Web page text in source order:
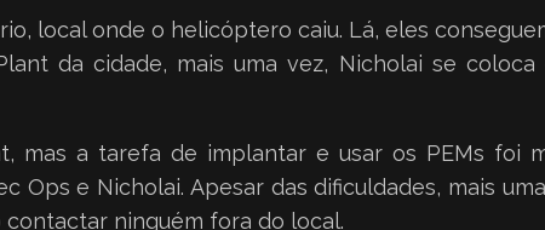
local onde o helicóptero caiu. Lá, eles
da cidade, mais uma vez, Nicholai se coloca
mas a tarefa de implantar e usar os PEMs foi
e Nicholai. Apesar das dificuldades, mais
ninguém fora do local.